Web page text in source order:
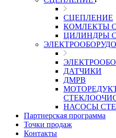
СЦЕПЛЕНИЕ
КОМЛЕКТЫ
ЦИЛИНДРЫ
ДАТЧИКИ
ДМРВ
НАСОСЫ
Партнерская программа
Точки продаж
Контакты